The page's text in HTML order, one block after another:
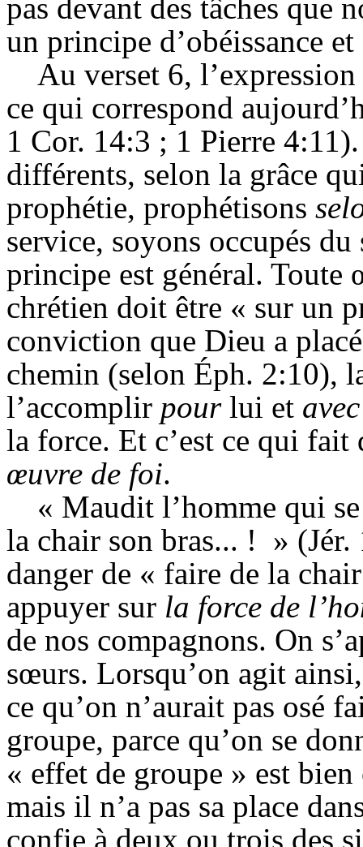
pas devant des tâches que
un principe d’obéissance
Au verset 6,
ce qui correspond
1 Cor. 14:3 ; 1 Pierre
différents, selon la grâce
prophétie, prophétisons
service, soyons occupés
principe est général.
chrétien doit être « sur un
conviction que Dieu a
chemin (selon Éph. 2:10),
l’accomplir pourlui et avec
la force. Et c’est ce qui
œuvre de foi.
« Maudit l’homme qui
la chair son bras... ! » (Jér.
danger de « faire de la
appuyer sur la force de
de nos compagnons. On
sœurs. Lorsqu’on agit
ce qu’on n’aurait pas osé
groupe, parce qu’on se
« effet de groupe » est
mais il n’a pas sa place
confie à deux ou trois des